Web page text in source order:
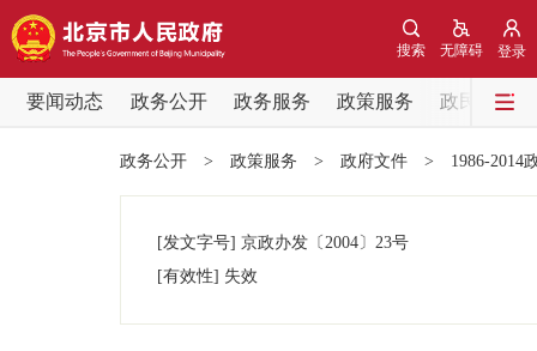
登录
无障碍
搜索
要闻动态 政务公开 政务服务 政策服务
政民互动
党中央精神
政务公开 > 政策服务 > 政府文件 > 1986-2014
[发文字号] 京政办发 〔2004〕 23号
[有效性] 失效